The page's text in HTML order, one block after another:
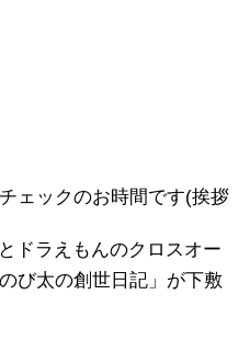
ェックのお時間です(挨拶
ドラえもんのクロスオー
び太の創世日記」が下敷